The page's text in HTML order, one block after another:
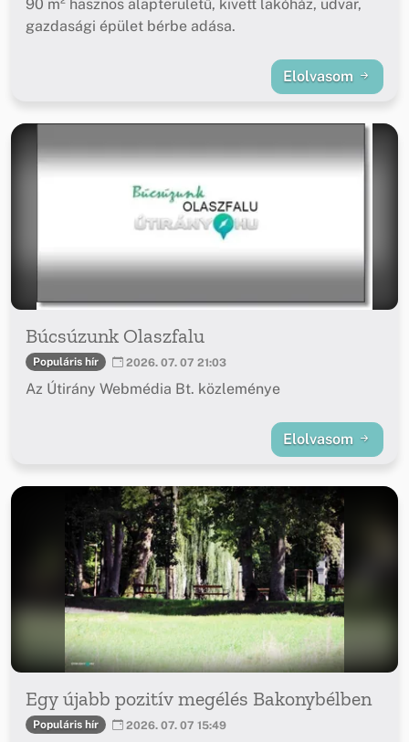
90 m² hasznos alapterületű, kivett lakóház, udvar,
gazdasági épület bérbe adása.
Elolvasom
Búcsúzunk Olaszfalu
Populáris hír 2026. 07. 07 21:03
Az Útirány Webmédia Bt. közleménye
Elolvasom
Egy újabb pozitív megélés Bakonybélben
Populáris hír 2026. 07. 07 15:49